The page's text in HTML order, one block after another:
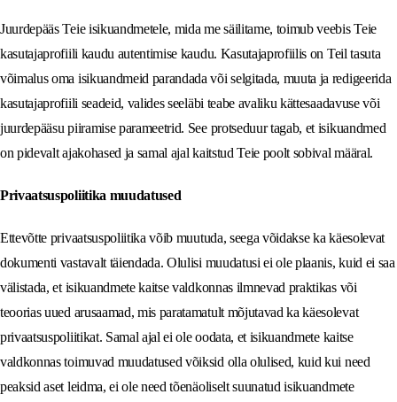
Juurdepääs Teie isikuandmetele, mida me säilitame, toimub veebis Teie
kasutajaprofiili kaudu autentimise kaudu. Kasutajaprofiilis on Teil tasuta
võimalus oma isikuandmeid parandada või selgitada, muuta ja redigeerida
kasutajaprofiili seadeid, valides seeläbi teabe avaliku kättesaadavuse või
juurdepääsu piiramise parameetrid. See protseduur tagab, et isikuandmed
on pidevalt ajakohased ja samal ajal kaitstud Teie poolt sobival määral.
Privaatsuspoliitika muudatused
Ettevõtte privaatsuspoliitika võib muutuda, seega võidakse ka käesolevat
dokumenti vastavalt täiendada. Olulisi muudatusi ei ole plaanis, kuid ei saa
välistada, et isikuandmete kaitse valdkonnas ilmnevad praktikas või
teoorias uued arusaamad, mis paratamatult mõjutavad ka käesolevat
privaatsuspoliitikat. Samal ajal ei ole oodata, et isikuandmete kaitse
valdkonnas toimuvad muudatused võiksid olla olulised, kuid kui need
peaksid aset leidma, ei ole need tõenäoliselt suunatud isikuandmete